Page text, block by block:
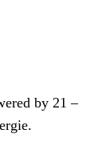
by 21 –